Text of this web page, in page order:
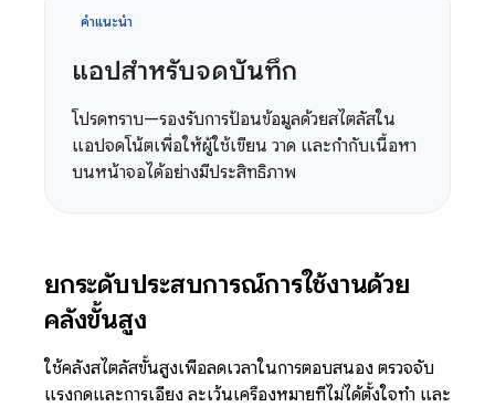
คำแนะนำ
แอปสำหรับจดบันทึก
โปรดทราบ—รองรับการป้อนข้อมูลด้วยสไตลัสใน
แอปจดโน้ตเพื่อให้ผู้ใช้เขียน วาด และกำกับเนื้อหา
บนหน้าจอได้อย่างมีประสิทธิภาพ
ยกระดับประสบการณ์การใช้งานด้วย
คลังขั้นสูง
ใช้คลังสไตลัสขั้นสูงเพื่อลดเวลาในการตอบสนอง ตรวจจับ
แรงกดและการเอียง ละเว้นเครื่องหมายที่ไม่ได้ตั้งใจทำ และ